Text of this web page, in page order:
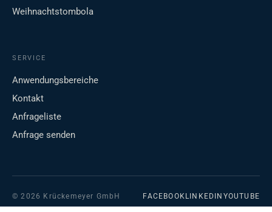
Weihnachtstombola
SERVICE
Anwendungsbereiche
Kontakt
Anfrageliste
Anfrage senden
© 2026 Krückemeyer GmbH FACEBOOK LINKEDIN YOUTUBE